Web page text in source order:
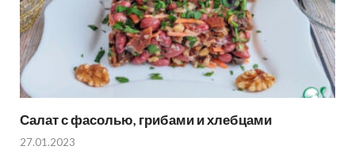
Салат с фасолью, грибами и хлебцами
27.01.2023